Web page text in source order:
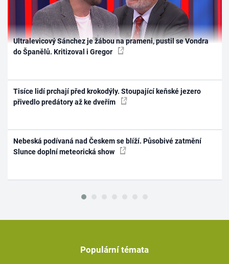
Ultralevicový Sánchez je žábou na prameni, pustil se Vondra
do Španělů. Kritizoval i Gregor
Tisíce lidí prchají před krokodýly. Stoupající keňské jezero
přivedlo predátory až ke dveřím
Nebeská podívaná nad Českem se blíží. Působivé zatmění
Slunce doplní meteorická show
Populární témata